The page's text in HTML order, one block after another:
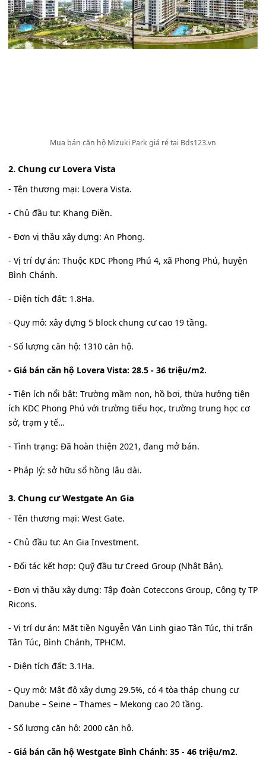
Mua bán căn hộ Mizuki Park giá rẻ tại Bds123.vn
2. Chung cư Lovera Vista
- Tên thương mại: Lovera Vista.
- Chủ đầu tư: Khang Điền.
- Đơn vị thầu xây dựng: An Phong.
- Vị trí dự án: Thuộc KDC Phong Phú 4, xã Phong Phú, huyện
Bình Chánh.
- Diện tích đất: 1.8Ha.
- Quy mô: xây dựng 5 block chung cư cao 19 tầng.
- Số lượng căn hộ: 1310 căn hộ.
- Giá bán căn hộ Lovera Vista: 28.5 - 36 triệu/m2.
- Tiện ích nổi bật: Trường mầm non, hồ bơi, thừa hưởng tiện
ích KDC Phong Phú với trường tiểu học, trường trung học cơ
sở, trạm y tế…
- Tình trạng: Đã hoàn thiện 2021, đang mở bán.
- Pháp lý: sở hữu sổ hồng lâu dài.
3. Chung cư Westgate An Gia
- Tên thương mại: West Gate.
- Chủ đầu tư: An Gia Investment.
- Đối tác kết hợp: Quỹ đầu tư Creed Group (Nhật Bản).
- Đơn vị thầu xây dựng: Tập đoàn Coteccons Group, Công ty TP
Ricons.
- Vị trí dự án: Mặt tiền Nguyễn Văn Linh giao Tân Túc, thị trấn
Tân Túc, Bình Chánh, TPHCM.
- Diện tích đất: 3.1Ha.
- Quy mô: Mật độ xây dựng 29.5%, có 4 tòa tháp chung cư
Danube – Seine – Thames – Mekong cao 20 tầng.
- Số lượng căn hộ: 2000 căn hộ.
- Giá bán căn hộ Westgate Bình Chánh: 35 - 46 triệu/m2.